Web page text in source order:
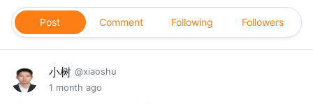
Post Comment Following Followers
小树 @xiaoshu
1 month ago